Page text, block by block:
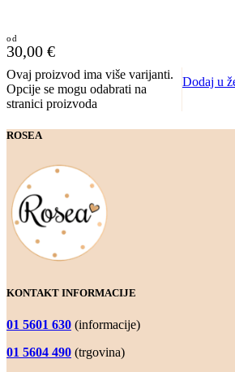
30,00 €
Ovaj proizvod ima više varijanti.
Opcije se mogu odabrati na
stranici proizvoda
Dodaj u
ROSEA
KONTAKT INFORMACIJE
01 5601 630 (informacije)
01 5604 490 (trgovina)